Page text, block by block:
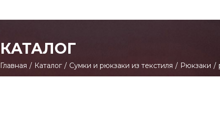
КАТАЛОГ
Главная / Каталог / Сумки и рюкзаки из текстиля / Рюкзаки /